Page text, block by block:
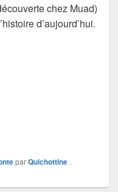
chez Muad)
d’aujourd’hui.
parQuichottine .